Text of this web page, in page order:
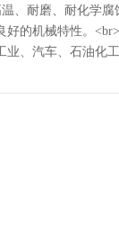
、耐磨、耐化学腐
好的机械特性。
业、汽车、石油化
分别有5mm，